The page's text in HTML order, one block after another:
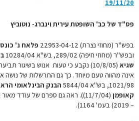
19/11/20
פס"ד של כב' השופטת עירית וינברג- נוטוביץ
בפש"ר (מחוזי נצרת) 22953-04-12 פלאח נ'
ובפש"ר (מחוזי חיפה) 289/02, בש"א 10284/04
שגיא
(10/8/05) נקבע כי טעות אנוש בשיגור
אינה מהווה טעם מיוחד. כך גם התרשלות של נושה
1021/98, בש"א 5844/04
הבנק הבינלאומי
קאופמן (11/7/04)). ראה גם ספרם של עודד מאור ואסף דגני
– 2019) בעמ' 1164).